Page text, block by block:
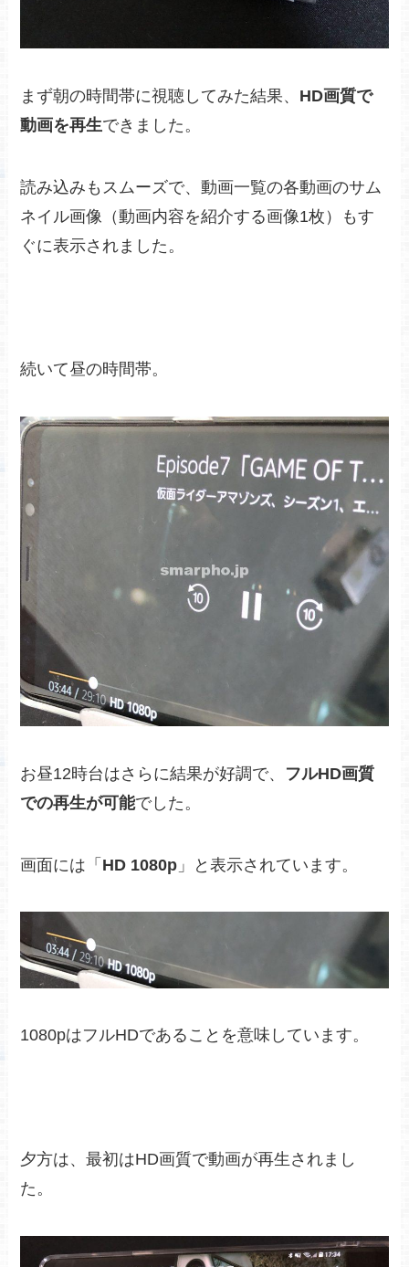
まず朝の時間帯に視聴してみた結果、 HD画質で
動画を再生できました。
読み込みもスムーズで、動画一覧の各動画のサム
ネイル画像（動画内容を紹介する画像1枚）もす
ぐに表示されました。
続いて昼の時間帯。
お昼12時台はさらに結果が好調で、 フルHD画質
での再生が可能でした。
画面には「 HD 1080p 」と表示されています。
1080pはフルHDであることを意味しています。
夕方は、最初はHD画質で動画が再生されまし
た。